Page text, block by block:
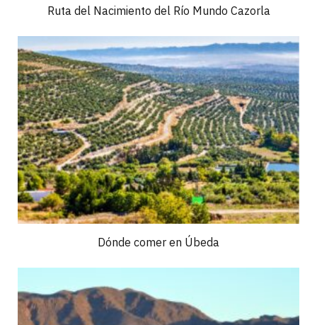
Ruta del Nacimiento del Río Mundo Cazorla
Dónde comer en Úbeda